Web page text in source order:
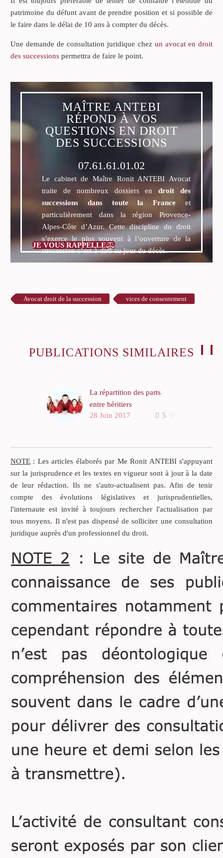
patrimoine du défunt avant de prendre position et si possible de
le faire dans le délai de 10 ans à compter du décès.
Une demande de consultation juridique chez un avocat en droit
des successions permettra de faire le point.
MAÎTRE ANTEBI
RÉPOND À VOS
QUESTIONS EN DROIT
DES SUCCESSIONS
07.61.61.01.02
Le cabinet de Maître Ronit ANTEBI Avocat
traite de nombreux dossiers endroit des
successions dans toute la France et
particulièrement dans la région Provence-
Alpes-Côte d’Azur. Cette discipline du droit
s’exerce le plus souvent à l’ouverture de la
succession c’est-à-dire au jour du décès.
JE VOUS RAPPELLE
Avocat droit de la succession vices de consentement
PUBLICATIONS SIMILAIRES
La répartition des parts
entre héritiers
régime matrimonial (il
faudra distinguer souvent
entre la communauté
réduite aux acquêts, la
séparation des biens, la
communauté universelle).
5 0
28 Juin 2017
NOTE : Les articles élaborés par Me Ronit ANTEBI s'appuyant
sur la jurisprudence et les textes en vigueur sont à jour à la date
de leur rédaction. Ils ne s'auto-actualisent pas. Afin de tenir
compte des évolutions législatives et jurisprudentielles,
l'internaute est invité à toujours rechercher l'actualisation par
tous moyens. Il n'est pas dispensé de solliciter une consultation
juridique auprès d'un professionnel du droit.